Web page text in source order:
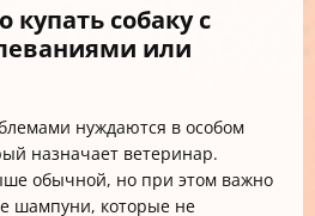
купать собаку с
или
нуждаются в особом
назначает ветеринар.
обычной, но при этом важно
шампуни, которые не